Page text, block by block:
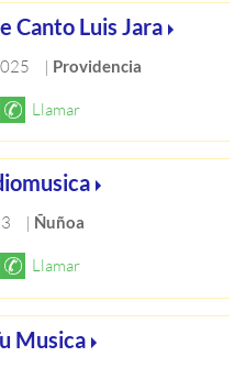
Canto Luis Jara
| Providencia
| Ñuñoa
Musica